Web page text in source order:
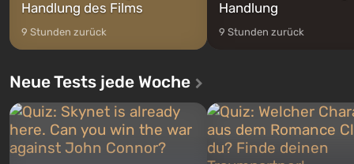
Handlung des Films
9 Stunden zurück
Handlung
9 Stunden zurück
Neue Tests jede Woche